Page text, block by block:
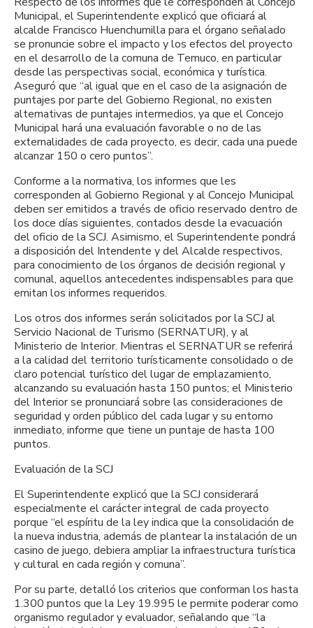
Municipal, el Superintendente explicó que oficiará al
alcalde Francisco Huenchumilla para el órgano señalado
se pronuncie sobre el impacto y los efectos del proyecto
en el desarrollo de la comuna de Temuco, en particular
desde las perspectivas social, económica y turística.
Aseguró que “al igual que en el caso de la asignación de
puntajes por parte del Gobierno Regional, no existen
alternativas de puntajes intermedios, ya que el Concejo
Municipal hará una evaluación favorable o no de las
externalidades de cada proyecto, es decir, cada una puede
alcanzar 150 o cero puntos”.
Conforme a la normativa, los informes que les
corresponden al Gobierno Regional y al Concejo Municipal
deben ser emitidos a través de oficio reservado dentro de
los doce días siguientes, contados desde la evacuación
del oficio de la SCJ. Asimismo, el Superintendente pondrá
a disposición del Intendente y del Alcalde respectivos,
para conocimiento de los órganos de decisión regional y
comunal, aquellos antecedentes indispensables para que
emitan los informes requeridos.
Los otros dos informes serán solicitados por la SCJ al
Servicio Nacional de Turismo (SERNATUR), y al
Ministerio de Interior. Mientras el SERNATUR se referirá
a la calidad del territorio turísticamente consolidado o de
claro potencial turístico del lugar de emplazamiento,
alcanzando su evaluación hasta 150 puntos; el Ministerio
del Interior se pronunciará sobre las consideraciones de
seguridad y orden público del cada lugar y su entorno
inmediato, informe que tiene un puntaje de hasta 100
puntos.
Evaluación de la SCJ
El Superintendente explicó que la SCJ considerará
especialmente el carácter integral de cada proyecto
porque “el espíritu de la ley indica que la consolidación de
la nueva industria, además de plantear la instalación de un
casino de juego, debiera ampliar la infraestructura turística
y cultural en cada región y comuna”.
Por su parte, detalló los criterios que conforman los hasta
1.300 puntos que la Ley 19.995 le permite poderar como
organismo regulador y evaluador, señalando que “la